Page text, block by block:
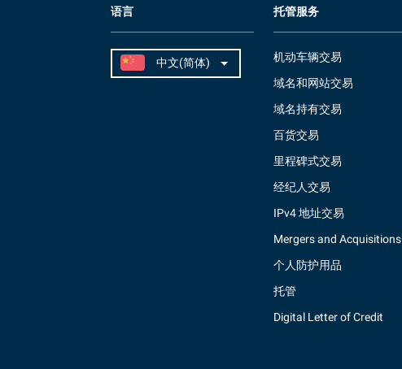
语言 托管服务
机动车辆交易
域名和网站交易
域名持有交易
百货交易
里程碑式交易
经纪人交易
IPv4 地址交易
Mergers and Acquisitions
个人防护用品
托管
Digital Letter of Credit